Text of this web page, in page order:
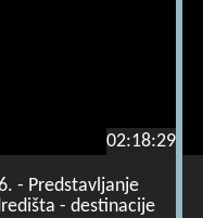
02:18:29
- Predstavljanje
- destinacije